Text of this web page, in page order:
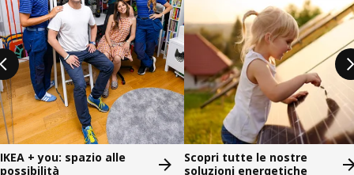
IKEA + you: spazio alle
possibilità
Scopri tutte le nostre
soluzioni energetiche